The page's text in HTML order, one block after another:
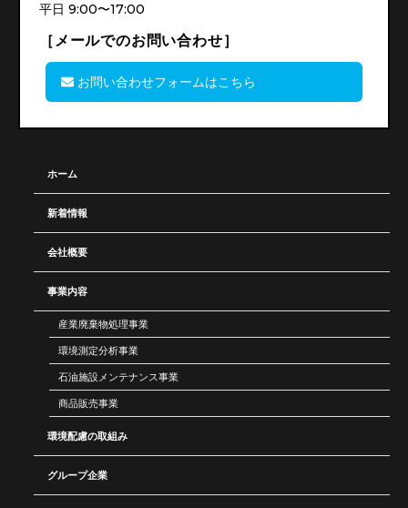
平日 9:00〜17:00
［メールでのお問い合わせ］
お問い合わせフォームはこちら
ホーム
新着情報
会社概要
事業内容
産業廃棄物処理事業
環境測定分析事業
石油施設メンテナンス事業
商品販売事業
環境配慮の取組み
グループ企業